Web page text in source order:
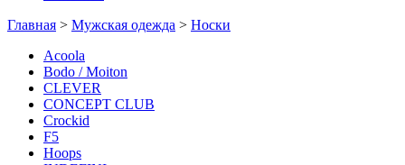
Главная > Мужская одежда > Носки
Acoola
Bodo / Moiton
CLEVER
CONCEPT CLUB
Crockid
F5
Hoops